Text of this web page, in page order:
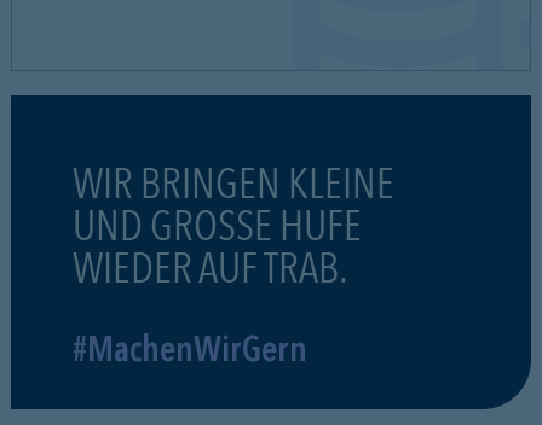
WIR BRINGEN KLEINE
UND GROSSE HUFE
WIEDER AUF TRAB.
#MachenWirGern